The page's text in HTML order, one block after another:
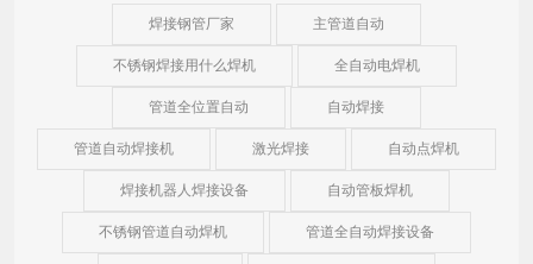
焊接钢管厂家 主管道自动
不锈钢焊接用什么焊机 全自动电焊机
管道全位置自动 自动焊接
管道自动焊接机 激光焊接 自动点焊机
焊接机器人焊接设备 自动管板焊机
不锈钢管道自动焊机 管道全自动焊接设备